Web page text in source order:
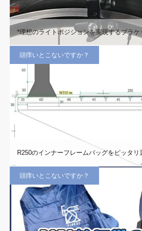
*理想のライトポジションを実現するブラケ
頭痒いとこないですか？
R250のインナーフレームバッグをピッタリ
頭痒いとこないですか？